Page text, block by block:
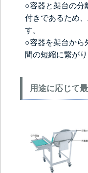
○容器と架台の分
付きであるため
す。
○容器を架台から
間の短縮に繋がり
用途に応じて